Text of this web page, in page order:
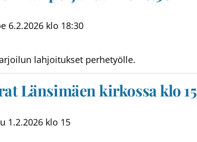
6.2.2026 klo 18:30
lahjoitukset perhetyölle.
Länsimäen kirkossa klo 15
1.2.2026 klo 15